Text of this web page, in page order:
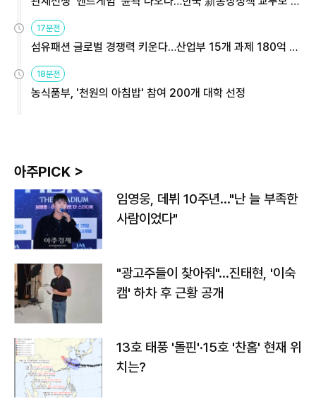
용해야
17분전
섬유패션 글로벌 경쟁력 키운다…산업부 15개 과제 180억 지
원
18분전
농식품부, '천원의 아침밥' 참여 200개 대학 선정
아주PICK >
임영웅, 데뷔 10주년…"난 늘 부족한
사람이었다"
"광고주들이 찾아줘"…진태현, '이숙
캠' 하차 후 근황 공개
13호 태풍 '돌핀'·15호 '찬홈' 현재 위
치는?